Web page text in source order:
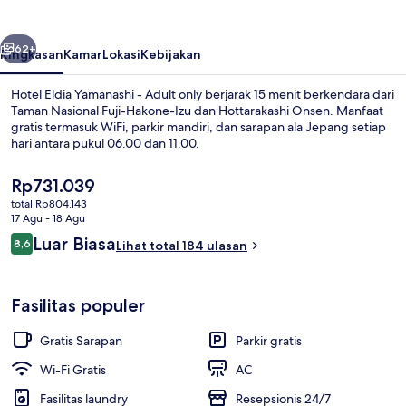
only
Lobi
Berikutnya
62+
RingkasanKamarLokasiKebijakan
Hotel Eldia Yamanashi - Adult only berjarak 15 menit berkendara dari
Taman Nasional Fuji-Hakone-Izu dan Hottarakashi Onsen. Manfaat
gratis termasuk WiFi, parkir mandiri, dan sarapan ala Jepang setiap
hari antara pukul 06.00 dan 11.00.
Harga
saat
ini
Rp731.039
Rp731.039
total Rp804.143
17 Agu - 18 Agu
Ulasan
8,68,6 dari 10
Luar BiasaLihat total 184 ulasan
Fasilitas populer
Gratis Sarapan
Parkir gratis
Wi-Fi Gratis
AC
Fasilitas laundry
Resepsionis 24/7